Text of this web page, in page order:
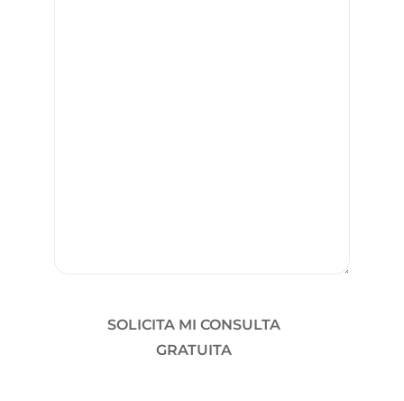
SOLICITA MI CONSULTA
GRATUITA